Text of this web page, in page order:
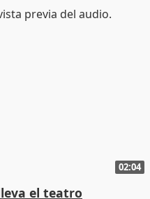
02:04
el teatro